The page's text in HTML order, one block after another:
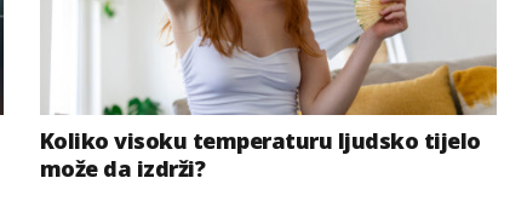
Koliko visoku temperaturu ljudsko tijelo
može da izdrži?